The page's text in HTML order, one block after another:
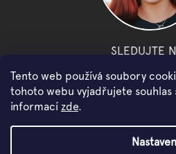
Tento web používá soubory
tohoto webu vyjadřujete souhlas
informací zde.
SLEDUJTE
facebook